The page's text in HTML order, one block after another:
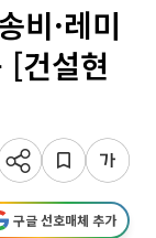
비·레미
[건설현
구글 선호매체 추가